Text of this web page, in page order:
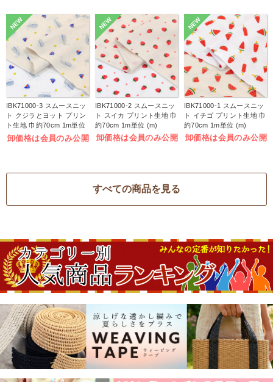
NEW
IBK71000-3 スムースニッ
ト クジラとヨット プリン
ト生地 巾約70cm 1m単位
(m)
卸価格は会員のみ公開
NEW
IBK71000-2 スムースニッ
ト スイカ プリント生地 巾
約70cm 1m単位 (m)
卸価格は会員のみ公開
NEW
IBK71000-1 スムースニッ
ト イチゴ プリント生地 巾
約70cm 1m単位 (m)
卸価格は会員のみ公開
すべての商品を見る